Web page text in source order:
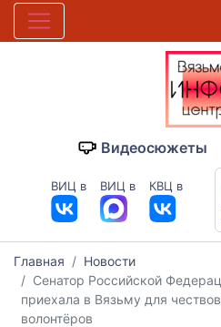
Видеосюжеты
ВИЦ в ВИЦ в КВЦ в
Главная
Новости
Сенатор Российской
приехала в Вязьму для
волонтёров